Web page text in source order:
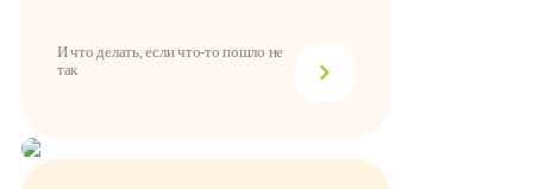
И что делать, если что-то пошло не
так